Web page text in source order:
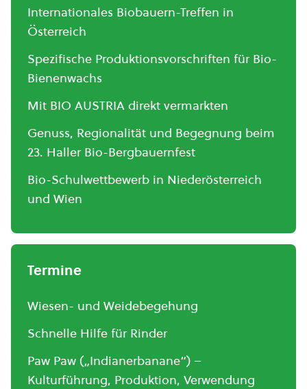
Internationales Biobauern-Treffen in
Österreich
Spezifische Produktionsvorschriften für Bio-
Bienenwachs
Mit BIO AUSTRIA direkt vermarkten
Genuss, Regionalität und Begegnung beim
23. Haller Bio-Bergbauernfest
Bio-Schulwettbewerb in Niederösterreich
und Wien
Termine
Wiesen- und Weidebegehung
Schnelle Hilfe für Rinder
Paw Paw („Indianerbanane“) –
Kulturführung, Produktion, Verwendung